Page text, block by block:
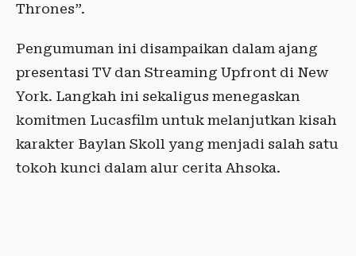
Thrones”.
Pengumuman ini disampaikan dalam ajang
presentasi TV dan Streaming Upfront di New
York. Langkah ini sekaligus menegaskan
komitmen Lucasfilm untuk melanjutkan kisah
karakter Baylan Skoll yang menjadi salah satu
tokoh kunci dalam alur cerita Ahsoka.